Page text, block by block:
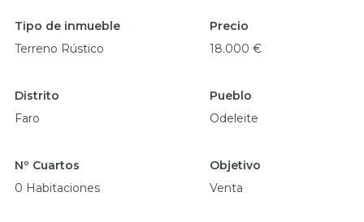
Tipo de inmueble
Terreno Rústico
Precio
18.000 €
Distrito
Faro
Pueblo
Odeleite
Nº Cuartos
0 Habitaciones
Objetivo
Venta